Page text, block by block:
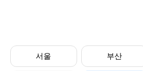
서울 부산